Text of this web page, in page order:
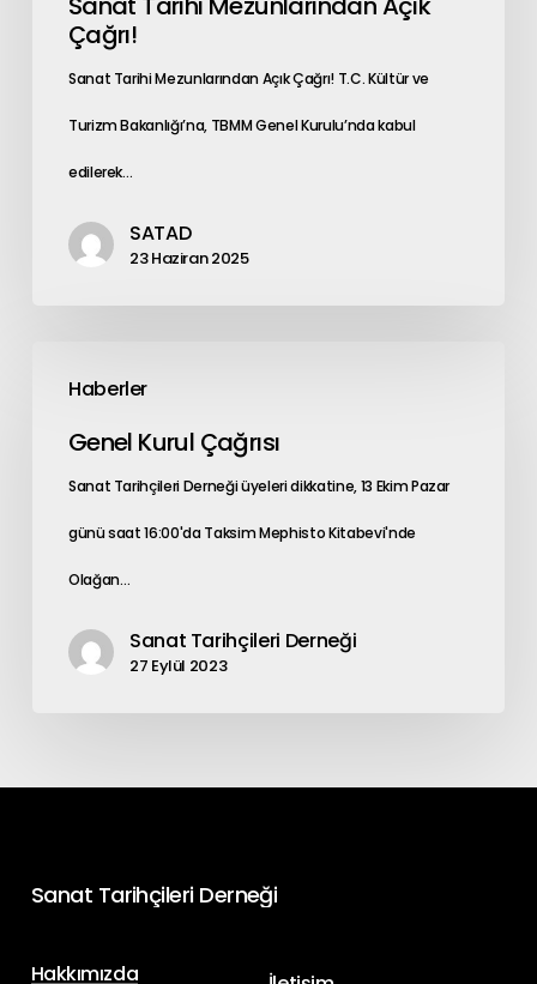
Çağrı!
Sanat Tarihi Mezunlarından Açık Çağrı! T.C. Kültür ve
Turizm Bakanlığı’na, TBMM Genel Kurulu’nda kabul
edilerek…
SATAD
23 Haziran 2025
Haberler
Genel Kurul Çağrısı
Sanat Tarihçileri Derneği üyeleri dikkatine, 13 Ekim Pazar
günü saat 16:00'da Taksim Mephisto Kitabevi'nde
Olağan…
Sanat Tarihçileri Derneği
27 Eylül 2023
Sanat Tarihçileri Derneği
Hakkımızda